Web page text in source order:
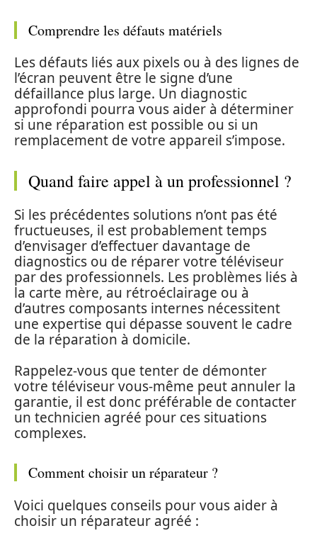
Comprendre les défauts matériels
Les défauts liés aux pixels ou à des lignes de
l’écran peuvent être le signe d’une
défaillance plus large. Un diagnostic
approfondi pourra vous aider à déterminer
si une réparation est possible ou si un
remplacement de votre appareil s’impose.
Quand faire appel à un professionnel ?
Si les précédentes solutions n’ont pas été
fructueuses, il est probablement temps
d’envisager d’effectuer davantage de
diagnostics ou de réparer votre téléviseur
par des professionnels. Les problèmes liés à
la carte mère, au rétroéclairage ou à
d’autres composants internes nécessitent
une expertise qui dépasse souvent le cadre
de la réparation à domicile.
Rappelez-vous que tenter de démonter
votre téléviseur vous-même peut annuler la
garantie, il est donc préférable de contacter
un technicien agréé pour ces situations
complexes.
Comment choisir un réparateur ?
Voici quelques conseils pour vous aider à
choisir un réparateur agréé :